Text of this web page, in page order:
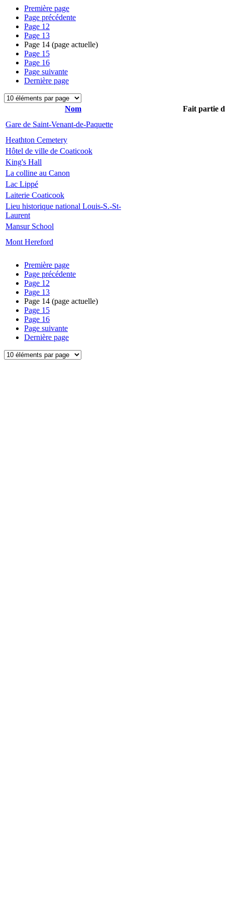
Première page
Page précédente
Page 12
Page 13
Page 14 (page actuelle)
Page 15
Page 16
Page suivante
Dernière page
Nom
Fait partie
Gare de Saint-Venant-de-Paquette
Heathton Cemetery
Hôtel de ville de Coaticook
King's Hall
La colline au Canon
Lac Lippé
Laiterie Coaticook
Lieu historique national Louis-S.-St-
Laurent
Mansur School
Mont Hereford
Première page
Page précédente
Page 12
Page 13
Page 14 (page actuelle)
Page 15
Page 16
Page suivante
Dernière page